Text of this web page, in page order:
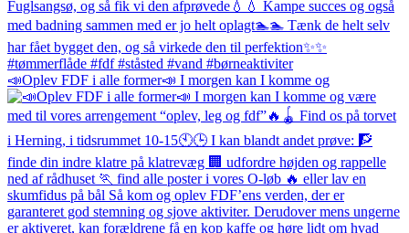
📣Oplev FDF i alle former📣 I morgen kan I komme og